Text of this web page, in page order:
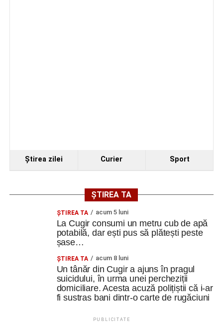
Ştirea zilei Curier Sport
ȘTIREA TA
ȘTIREA TA acum 5 luni
La Cugir consumi un metru cub de apă
potabilă, dar ești pus să plătești peste
șase…
ȘTIREA TA acum 8 luni
Un tânăr din Cugir a ajuns în pragul
suicidului, în urma unei percheziții
domiciliare. Acesta acuză polițiștii că i-ar
fi sustras bani dintr-o carte de rugăciuni
PUBLICITATE